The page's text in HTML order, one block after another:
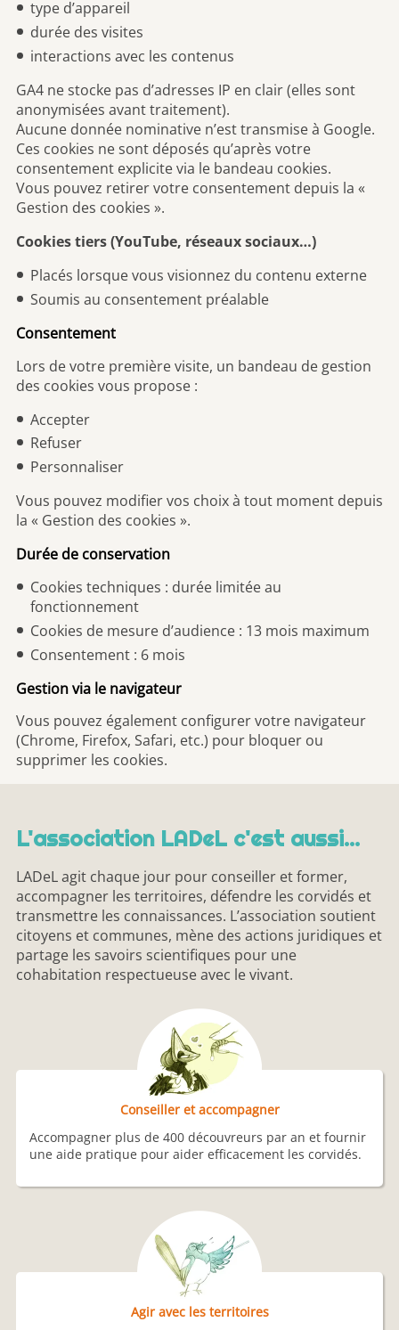
type d’appareil
durée des visites
interactions avec les contenus
GA4 ne stocke pas d’adresses IP en clair (elles sont
anonymisées avant traitement).
Aucune donnée nominative n’est transmise à Google.
Ces cookies ne sont déposés qu’après votre
consentement explicite via le bandeau cookies.
Vous pouvez retirer votre consentement depuis la «
Gestion des cookies ».
Cookies tiers (YouTube, réseaux sociaux…)
Placés lorsque vous visionnez du contenu externe
Soumis au consentement préalable
Consentement
Lors de votre première visite, un bandeau de gestion
des cookies vous propose :
Accepter
Refuser
Personnaliser
Vous pouvez modifier vos choix à tout moment depuis
la « Gestion des cookies ».
Durée de conservation
Cookies techniques : durée limitée au
fonctionnement
Cookies de mesure d’audience : 13 mois maximum
Consentement : 6 mois
Gestion via le navigateur
Vous pouvez également configurer votre navigateur
(Chrome, Firefox, Safari, etc.) pour bloquer ou
supprimer les cookies.
L'association LADeL c'est aussi...
LADeL agit chaque jour pour conseiller et former,
accompagner les territoires, défendre les corvidés et
transmettre les connaissances. L’association soutient
citoyens et communes, mène des actions juridiques et
partage les savoirs scientifiques pour une
cohabitation respectueuse avec le vivant.
Conseiller et accompagner
Accompagner plus de 400 découvreurs par an et fournir
une aide pratique pour aider efficacement les corvidés.
Agir avec les territoires